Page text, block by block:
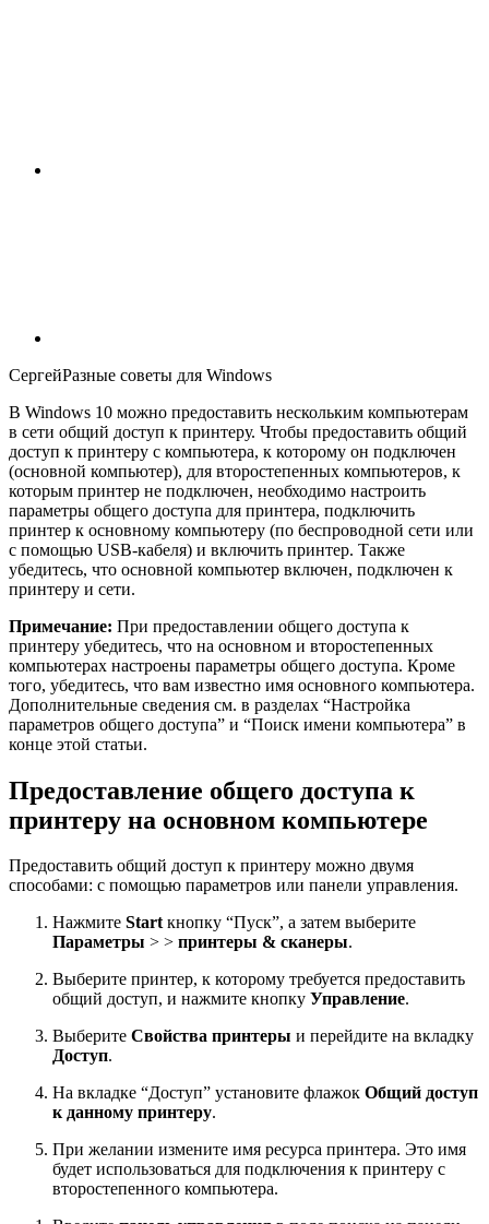
СергейРазные советы для Windows
В Windows 10 можно предоставить нескольким компьютерам
в сети общий доступ к принтеру. Чтобы предоставить общий
доступ к принтеру с компьютера, к которому он подключен
(основной компьютер), для второстепенных компьютеров, к
которым принтер не подключен, необходимо настроить
параметры общего доступа для принтера, подключить
принтер к основному компьютеру (по беспроводной сети или
с помощью USB-кабеля) и включить принтер. Также
убедитесь, что основной компьютер включен, подключен к
принтеру и сети.
Примечание: При предоставлении общего доступа к
принтеру убедитесь, что на основном и второстепенных
компьютерах настроены параметры общего доступа. Кроме
того, убедитесь, что вам известно имя основного компьютера.
Дополнительные сведения см. в разделах “Настройка
параметров общего доступа” и “Поиск имени компьютера” в
конце этой статьи.
Предоставление общего доступа к
принтеру на основном компьютере
Предоставить общий доступ к принтеру можно двумя
способами: с помощью параметров или панели управления.
Нажмите Startкнопку “Пуск”, а затем выберите
Параметры > > принтеры & сканеры.
Выберите принтер, к которому требуется предоставить
общий доступ, и нажмите кнопку Управление.
Выберите Свойства принтеры и перейдите на вкладку
Доступ.
На вкладке “Доступ” установите флажок Общий доступ
к данному принтеру.
При желании измените имя ресурса принтера. Это имя
будет использоваться для подключения к принтеру c
второстепенного компьютера.